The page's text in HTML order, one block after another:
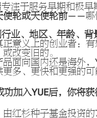
专注于服务早期和极
使轮或天使轮前——哪
业、地区、年龄、背
正意义上的创业者：
改变旧的。
品面向国内还是海外，
多、更快和更强的可
功加入YUE后，你将获
由红杉种子基金投资